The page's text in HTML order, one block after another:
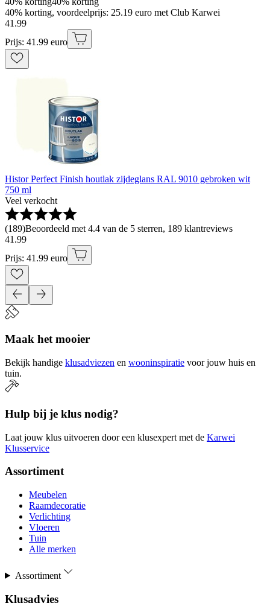
40% korting, voordeelprijs: 25.19 euro met Club Karwei
41 .99
Prijs: 41.99 euro
Histor Perfect Finish houtlak zijdeglans RAL 9010 gebroken wit
750 ml
Veel verkocht
(189)Beoordeeld met 4.4 van de 5 sterren, 189 klantreviews
41 .99
Prijs: 41.99 euro
Maak het mooier
Bekijk handige klusadviezen en wooninspiratie voor jouw huis en
tuin.
Hulp bij je klus nodig?
Laat jouw klus uitvoeren door een klusexpert met de Karwei
Klusservice
Assortiment
Meubelen
Raamdecoratie
Verlichting
Vloeren
Tuin
Alle merken
Assortiment
Klusadvies